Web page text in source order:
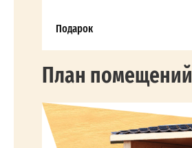
Подарок
План помещений